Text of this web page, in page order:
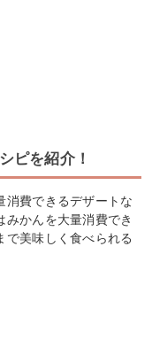
ピを紹介！
消費できるデザートな
みかんを大量消費でき
で美味しく食べられる